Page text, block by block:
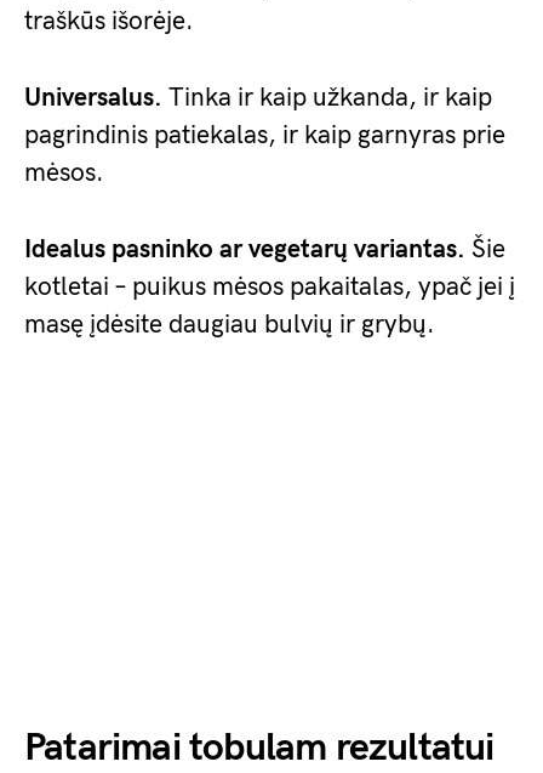
traškūs išorėje.
Universalus. Tinka ir kaip užkanda, ir kaip
pagrindinis patiekalas, ir kaip garnyras prie
mėsos.
Idealus pasninko ar vegetarų variantas. Šie
kotletai – puikus mėsos pakaitalas, ypač jei į
masę įdėsite daugiau bulvių ir grybų.
Patarimai tobulam rezultatui